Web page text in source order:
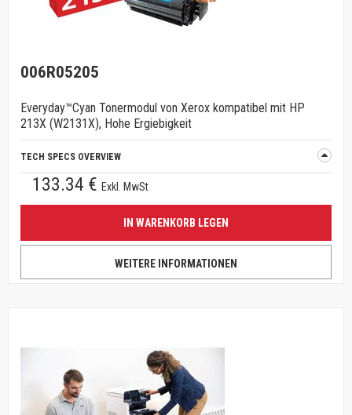
006R05205
Everyday™Cyan Tonermodul von Xerox kompatibel mit HP
213X (W2131X), Hohe Ergiebigkeit
TECH SPECS OVERVIEW
133.34 € Exkl. MwSt
IN WARENKORB LEGEN
WEITERE INFORMATIONEN